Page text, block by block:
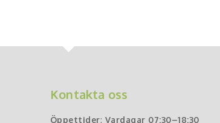
Kontakta oss
Öppettider: Vardagar 07:30–18:30